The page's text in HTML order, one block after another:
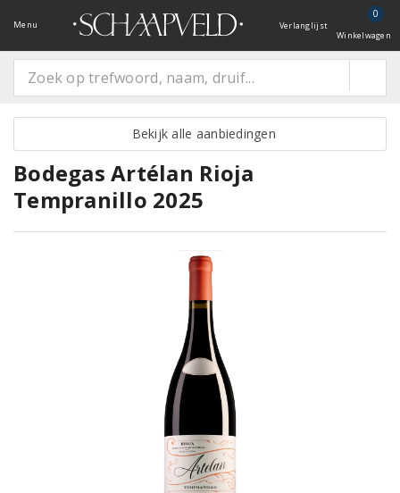
Menu Verlanglijst
0
Winkelwagen
Bekijk alle aanbiedingen
Bodegas Artélan Rioja
Tempranillo 2025